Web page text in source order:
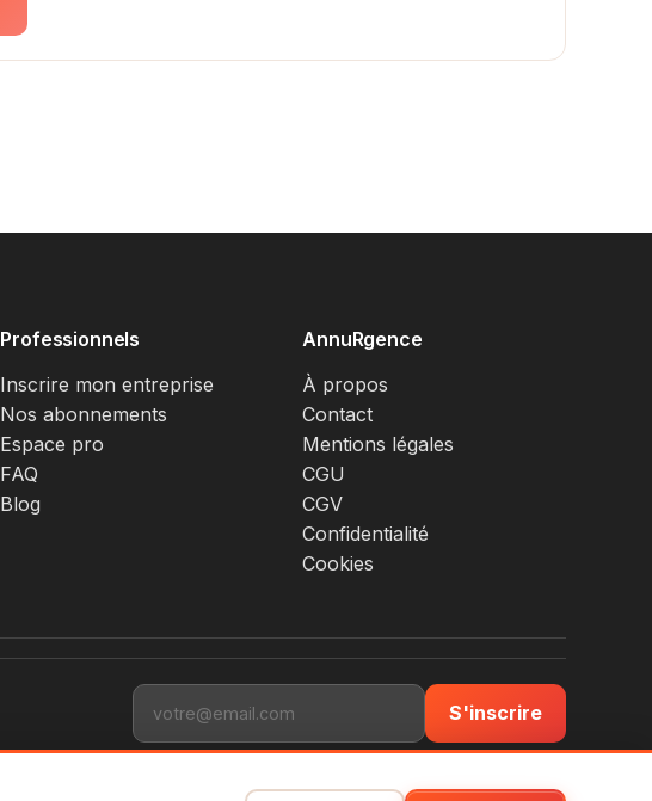
Professionnels
Inscrire mon entreprise
Nos abonnements
Espace pro
FAQ
Blog
AnnuRgence
À propos
Contact
Mentions légales
CGU
CGV
Confidentialité
Cookies
S'inscrire